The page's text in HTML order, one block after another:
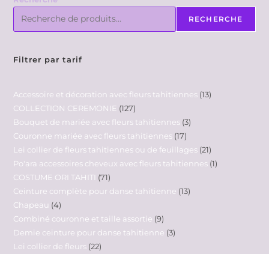
RECHERCHE
Filtrer par tarif
Accessoire et décoration avec fleurs tahitiennes 13
COLLECTION CEREMONIE 127
Bouquet de mariée avec fleurs tahitiennes 3
Couronne mariée avec fleurs tahitiennes 17
Lei collier de fleurs tahitiennes ou de feuillages 21
Po'ara accessoires cheveux avec fleurs tahitiennes 1
COSTUME ORI TAHITI
71
Ceinture complète pour danse tahitienne 13
Chapeau 4
Combiné couronne et taille assortie 9
Demie ceinture pour danse tahitienne 3
Lei collier de fleurs 22